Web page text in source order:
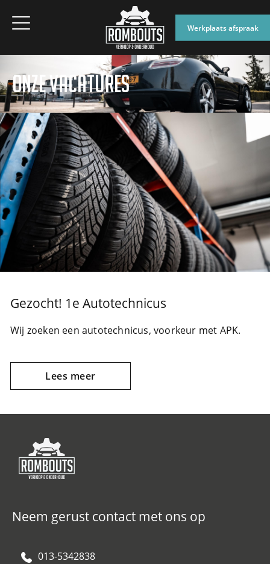
Werkplaats afspraak
ONZE VACATURES
Gezocht! 1e Autotechnicus
Wij zoeken een autotechnicus, voorkeur met APK.
Lees meer
Neem gerust contact met ons op
013-5342838